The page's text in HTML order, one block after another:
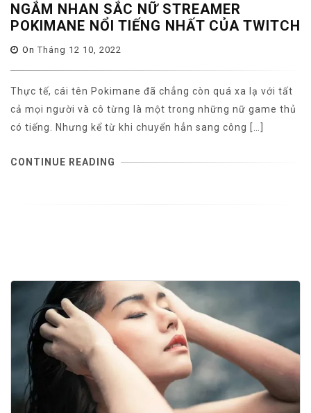
NGẮM NHAN SẮC NỮ STREAMER
POKIMANE NỔI TIẾNG NHẤT CỦA TWITCH
On Tháng 12 10, 2022
Thực tế, cái tên Pokimane đã chẳng còn quá xa lạ với tất
cả mọi người và cô từng là một trong những nữ game thủ
có tiếng. Nhưng kể từ khi chuyển hẳn sang công […]
CONTINUE READING